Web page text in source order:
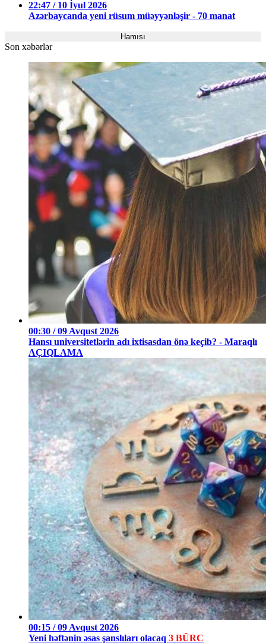
22:47 / 10 İyul 2026
Azərbaycanda yeni rüsum müəyyənləşir - 70 manat
Hamısı
Son xəbərlər
00:30 / 09 Avqust 2026
Hansı universitetlərin adı ixtisasdan önə keçib? - Maraqlı
AÇIQLAMA
00:15 / 09 Avqust 2026
Yeni həftənin əsas şanslıları olacaq 3 BÜRC